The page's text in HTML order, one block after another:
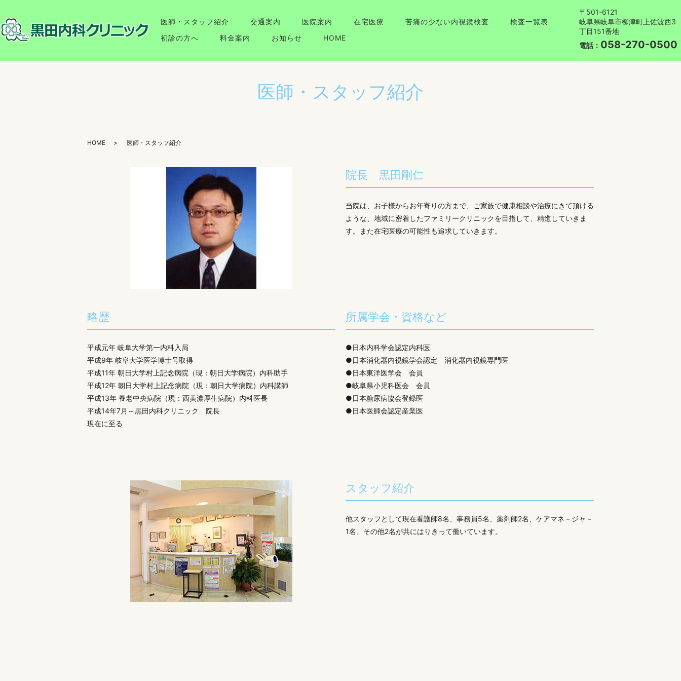
医師・スタッフ紹介 交通案内 医院案内 在宅医療 苦痛の少ない内視鏡検査
検査一覧表
初診の方へ
料金案内 お知らせ HOME
〒501-6121
岐阜県岐阜市柳津町上佐波西3
丁目151番地
電話： 058-270-0500
医師・スタッフ紹介
HOME 医師・スタッフ紹介
院長 黒田剛仁
当院は、お子様からお年寄りの方まで、ご家族で健康相談や治療にきて頂ける
ような、地域に密着したファミリークリニックを目指して、精進していきま
す。また在宅医療の可能性も追求していきます。
略歴
平成元年 岐阜大学第一内科入局
平成9年 岐阜大学医学博士号取得
平成11年 朝日大学村上記念病院 （現：朝日大学病院） 内科助手
平成12年 朝日大学村上記念病院 （現：朝日大学病院） 内科講師
平成13年 養老中央病院 （現：西美濃厚生病院） 内科医長
平成14年7月～黒田内科クリニック 院長
現在に至る
所属学会・資格など
●日本内科学会認定内科医
●日本消化器内視鏡学会認定 消化器内視鏡専門医
●日本東洋医学会 会員
●岐阜県小児科医会 会員
●日本糖尿病協会登録医
●日本医師会認定産業医
スタッフ紹介
他スタッフとして現在看護師8名、事務員5名、薬剤師2名、ケアマネ－ジャ－
1名、その他2名が共にはりきって働いています。